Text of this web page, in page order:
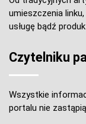
umieszczenia
usługę bądź
Czytelniku
Wszystkie
portalu nie